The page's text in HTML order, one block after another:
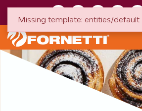
Missing template: entities/default